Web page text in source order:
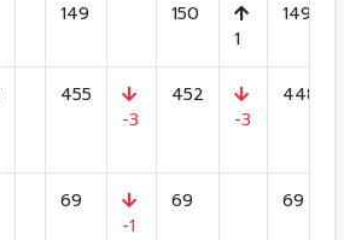
149
150
1
149
455
-3
452
-3
448
69
-1
69 69